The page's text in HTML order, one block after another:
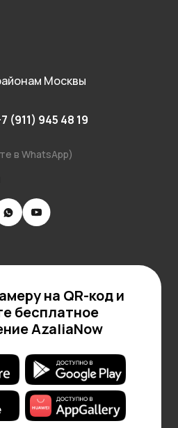
Москвы
(911) 945 48 19
в WhatsApp)
на QR-код и
бесплатное
AzaliaNow